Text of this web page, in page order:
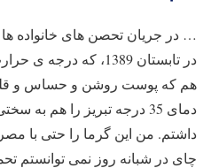
… در جریان تحصن های خانواده
هم که پوست روشن و حساس و
دمای 35 درجه تبریز را هم
چای در شبانه روز نمی توانستم